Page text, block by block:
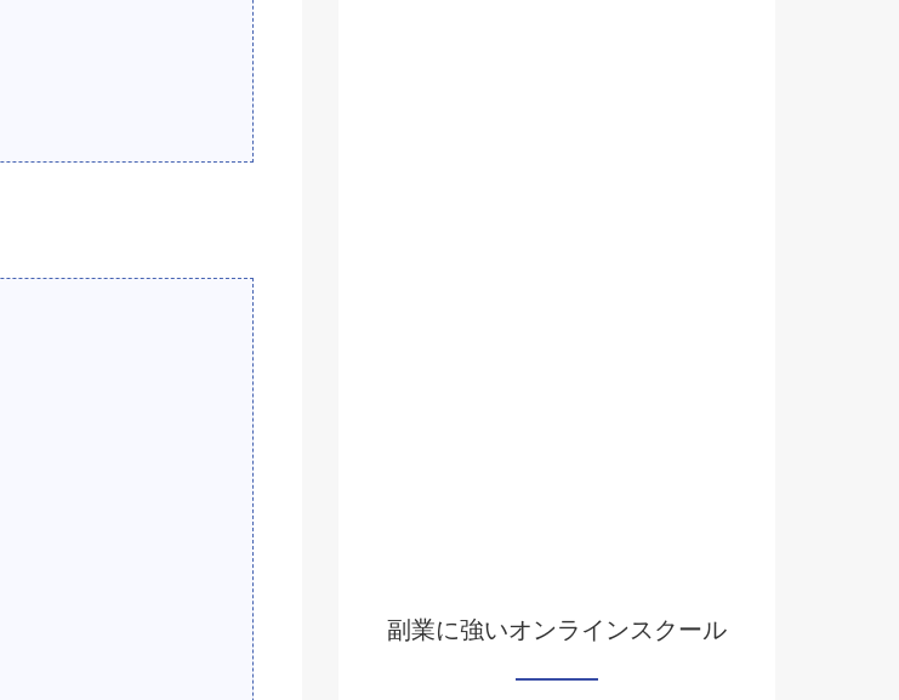
副業に強いオンラインスクール